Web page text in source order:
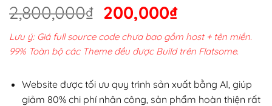
2,800,000₫ Giá
gốc
là:
2,800,000₫.
200,000₫Giá
hiện
tại
200,000₫.
Lưu ý: Giá full source code chưa bao gồm host + tên miền.
99% Toàn bộ các Theme đều được Build trên Flatsome.
Website được tối ưu quy trình sản xuất bằng AI, giúp
giảm 80% chi phí nhân công, sản phẩm hoàn thiện rất